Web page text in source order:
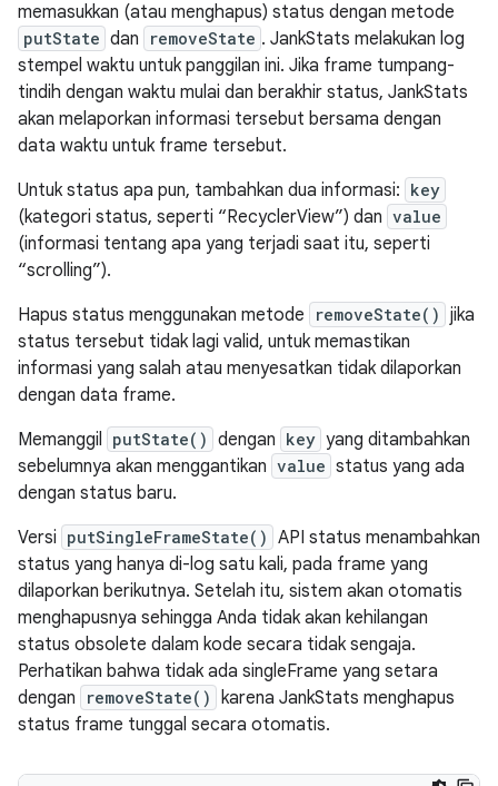
memasukkan (atau menghapus) status dengan metode
putState dan removeState . JankStats melakukan log
stempel waktu untuk panggilan ini. Jika frame tumpang-
tindih dengan waktu mulai dan berakhir status, JankStats
akan melaporkan informasi tersebut bersama dengan
data waktu untuk frame tersebut.
Untuk status apa pun, tambahkan dua informasi: key
(kategori status, seperti “RecyclerView”) dan value
(informasi tentang apa yang terjadi saat itu, seperti
“scrolling”).
Hapus status menggunakan metode
removeState() jika
status tersebut tidak lagi valid, untuk memastikan
informasi yang salah atau menyesatkan tidak dilaporkan
dengan data frame.
Memanggil putState() dengan key yang ditambahkan
sebelumnya akan menggantikan value status yang ada
dengan status baru.
Versi putSingleFrameState() API status menambahkan
status yang hanya di-log satu kali, pada frame yang
dilaporkan berikutnya. Setelah itu, sistem akan otomatis
menghapusnya sehingga Anda tidak akan kehilangan
status obsolete dalam kode secara tidak sengaja.
Perhatikan bahwa tidak ada singleFrame yang setara
dengan
removeState() karena JankStats menghapus
status frame tunggal secara otomatis.